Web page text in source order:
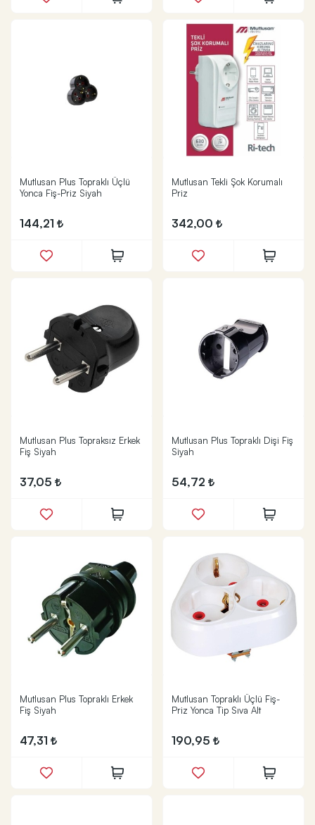
Mutlusan Plus Topraklı Üçlü
Yonca Fiş-Priz Siyah
144,21
Mutlusan Tekli Şok Korumalı
Priz
342,00
Mutlusan Plus Topraksız Erkek
Fiş Siyah
37,05
Mutlusan Plus Topraklı Dişi Fiş
Siyah
54,72
Mutlusan Plus Topraklı Erkek
Fiş Siyah
47,31
Mutlusan Topraklı Üçlü Fiş-
Priz Yonca Tip Sıva Alt
190,95